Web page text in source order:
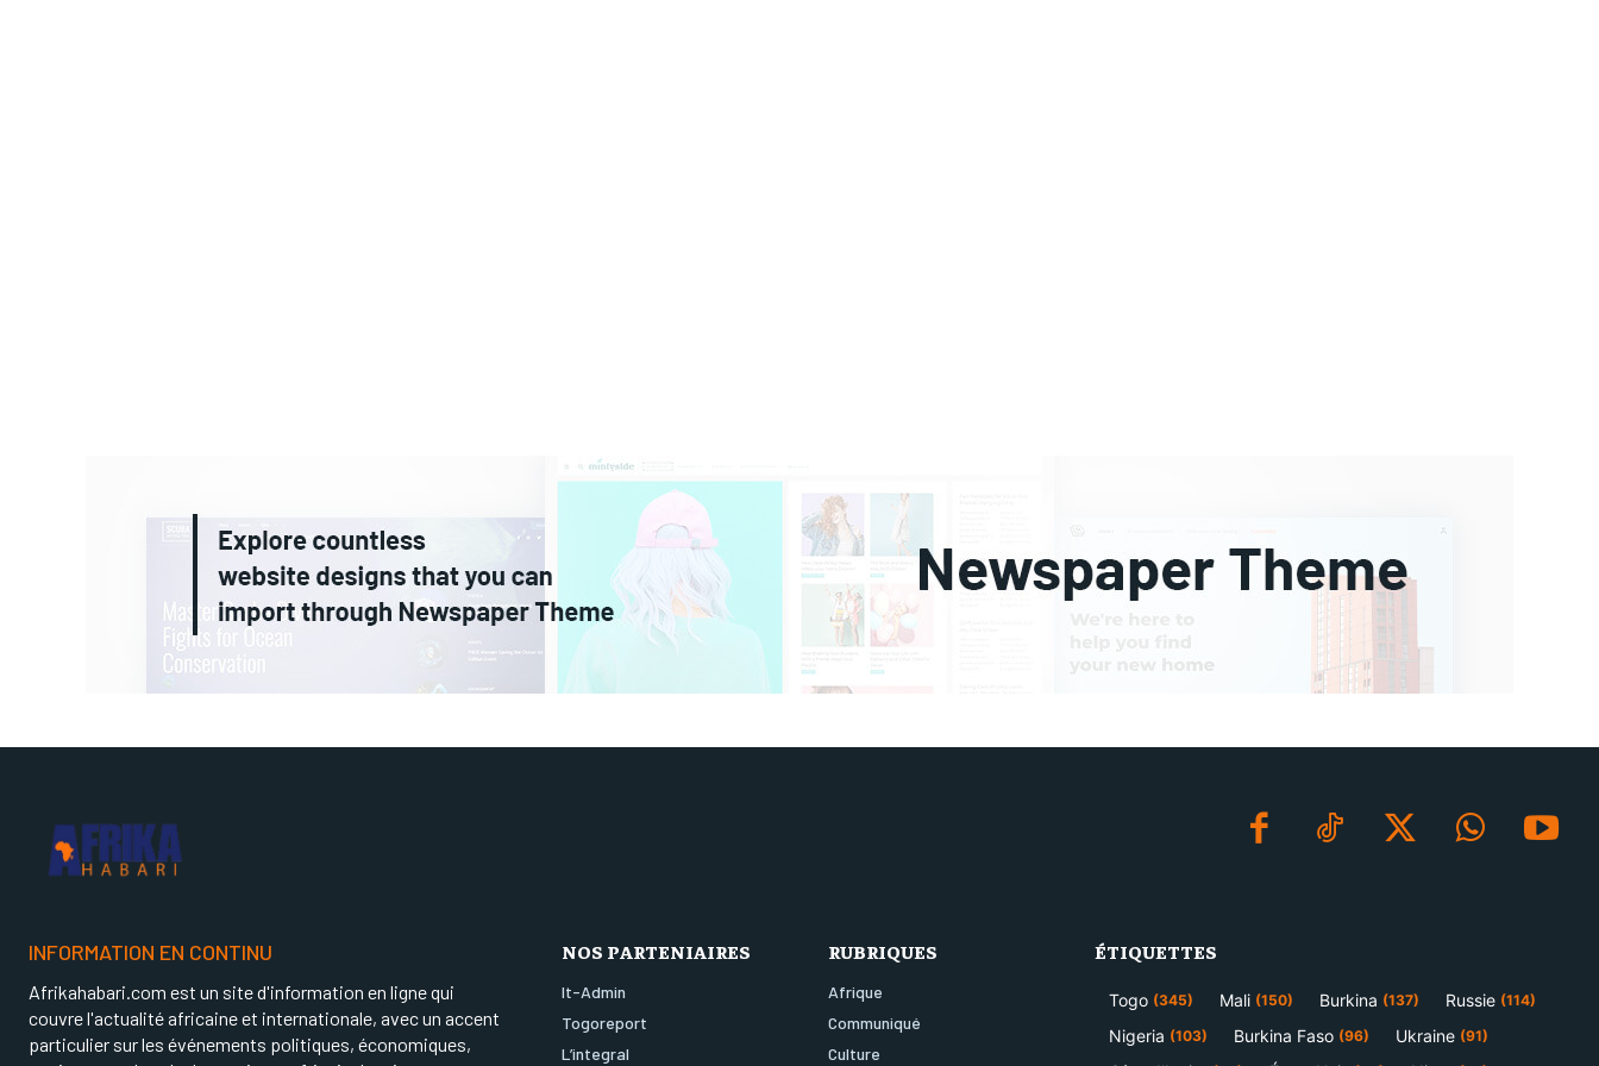
INFORMATION EN CONTINU
Afrikahabari.com est un site d'information en ligne qui
couvre l'actualité africaine et internationale, avec un accent
particulier sur les événements politiques, économiques,
NOS PARTENIAIRES
It-Admin
Togoreport
L’integral
RUBRIQUES
Afrique
Communiqué
Culture
ÉTIQUETTES
Togo (345) Mali (150) Burkina (137) Russie (114)
Nigeria (103) Burkina Faso (96) Ukraine (91)